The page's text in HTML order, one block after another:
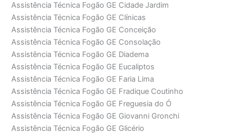
Assistência Técnica Fogão GE Cidade Jardim
Assistência Técnica Fogão GE Clínicas
Assistência Técnica Fogão GE Conceição
Assistência Técnica Fogão GE Consolação
Assistência Técnica Fogão GE Diadema
Assistência Técnica Fogão GE Eucaliptos
Assistência Técnica Fogão GE Faria Lima
Assistência Técnica Fogão GE Fradique Coutinho
Assistência Técnica Fogão GE Freguesia do Ó
Assistência Técnica Fogão GE Giovanni Gronchi
Assistência Técnica Fogão GE Glicério